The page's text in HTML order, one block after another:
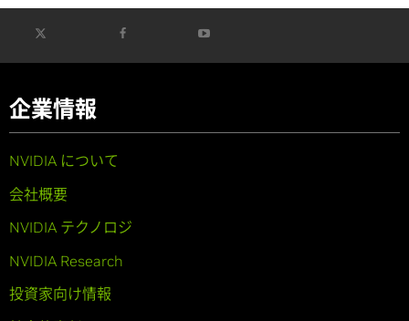
企業情報
NVIDIA について
会社概要
NVIDIA テクノロジ
NVIDIA Research
投資家向け情報